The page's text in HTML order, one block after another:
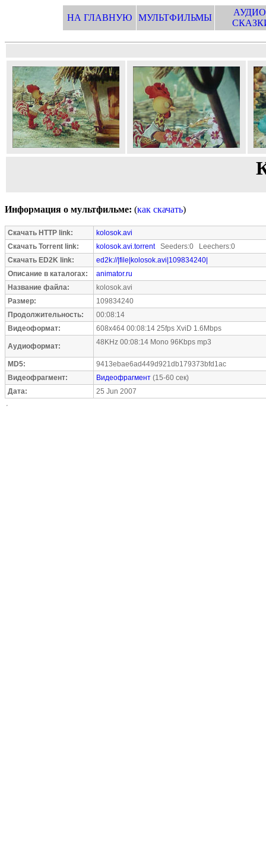
НА ГЛАВНУЮ МУЛЬТФИЛЬМЫ
Информация о мультфильме: (как скачать)
Скачать HTTP link:
kolosok.avi
Скачать Torrent link:
kolosok.avi.torrentSeeders:0 Leechers:0
Скачать ED2K link:
ed2k://|file|kolosok.avi|109834240|
Описание в каталогах:
animator.ru
Название файла:
kolosok.avi
Размер:
109834240
Продолжительность:
00:08:14
Видеоформат:
608x464 00:08:14 25fps XviD 1.6Mbps
Аудиоформат: 48KHz 00:08:14 Mono 96Kbps mp3
MD5:
9413ebae6ad449d921db179373bfd1ac
Видеофрагмент:
Видеофрагмент (15-60 сек)
Дата:
25 Jun 2007